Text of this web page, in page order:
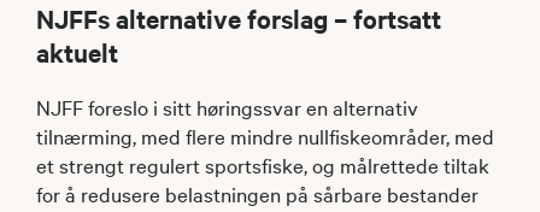
NJFFs alternative forslag – fortsatt
aktuelt
NJFF foreslo i sitt høringssvar en alternativ
tilnærming, med flere mindre nullfiskeområder, med
et strengt regulert sportsfiske, og målrettede tiltak
for å redusere belastningen på sårbare bestander